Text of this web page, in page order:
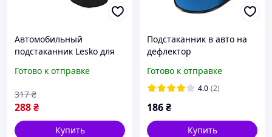
Автомобильный
подстаканник Lesko для
Black держатель
нескользящий 2шт
Готово к отправке
288₴
317 ₴
Купить
Подстаканник в авто на
дефлектор
держатель для стакана,
банки и бутылки
Готово к отправке
4.0 (2)
186₴
Купить